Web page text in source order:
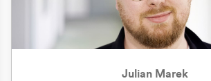
Geschäftskunde (exkl.
Julian Marek